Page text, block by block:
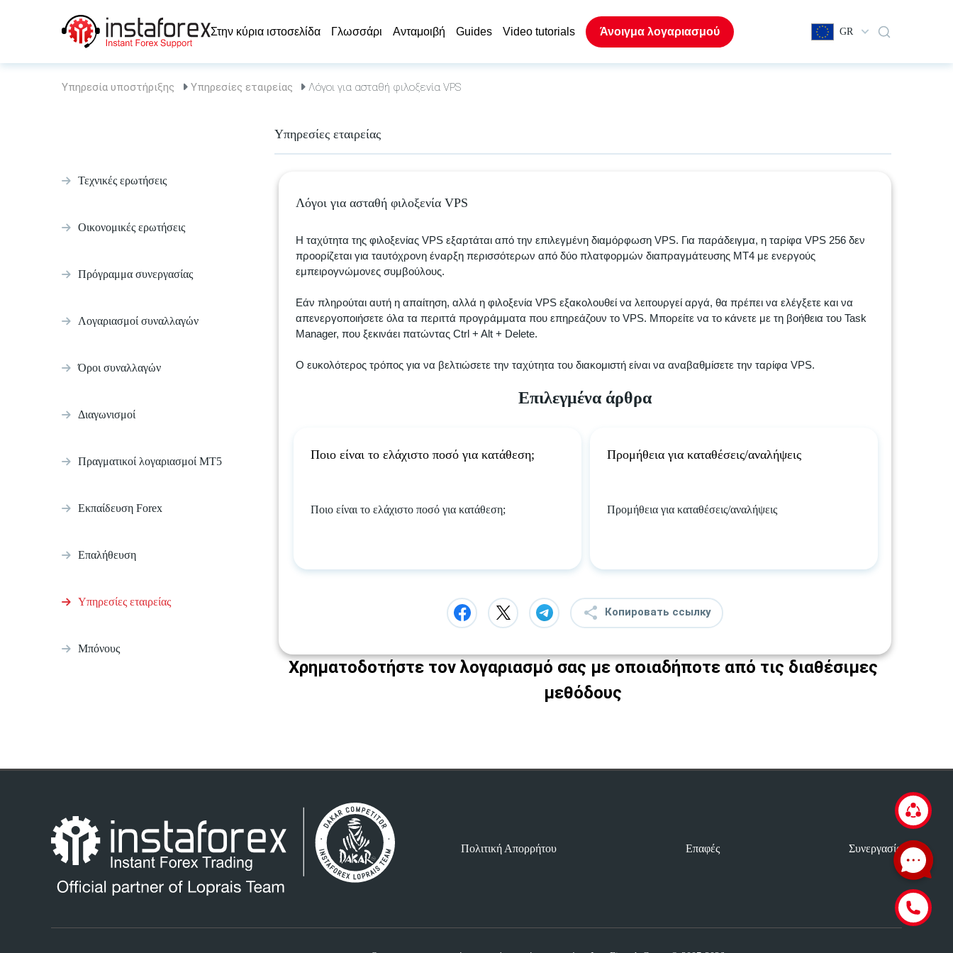
Στην κύρια ιστοσελίδα Γλωσσάρι Ανταμοιβή Guides Video tutorials Άνοιγμα λογαριασμού GR
Υπηρεσία υποστήριξης Υπηρεσίες εταιρείας Λόγοι για ασταθή φιλοξενία VPS
Τεχνικές ερωτήσεις
Οικονομικές ερωτήσεις
Πρόγραμμα συνεργασίας
Λογαριασμοί συναλλαγών
Όροι συναλλαγών
Διαγωνισμοί
Πραγματικοί λογαριασμοί MT5
Εκπαίδευση Forex
Επαλήθευση
Υπηρεσίες εταιρείας
Μπόνους
Υπηρεσίες εταιρείας
Λόγοι για ασταθή φιλοξενία VPS
Η ταχύτητα της φιλοξενίας VPS εξαρτάται από την επιλεγμένη διαμόρφωση VPS. Για παράδειγμα, η ταρίφα VPS 256 δεν
προορίζεται για ταυτόχρονη έναρξη περισσότερων από δύο πλατφορμών διαπραγμάτευσης MT4 με ενεργούς
εμπειρογνώμονες συμβούλους.
Εάν πληρούται αυτή η απαίτηση, αλλά η φιλοξενία VPS εξακολουθεί να λειτουργεί αργά, θα πρέπει να ελέγξετε και να
απενεργοποιήσετε όλα τα περιττά προγράμματα που επηρεάζουν το VPS. Μπορείτε να το κάνετε με τη βοήθεια του Task
Manager, που ξεκινάει πατώντας Ctrl + Alt + Delete.
Ο ευκολότερος τρόπος για να βελτιώσετε την ταχύτητα του διακομιστή είναι να αναβαθμίσετε την ταρίφα VPS.
Επιλεγμένα άρθρα
Ποιο είναι το ελάχιστο ποσό για κατάθεση;
Ποιο είναι το ελάχιστο ποσό για κατάθεση;
Προμήθεια για καταθέσεις/αναλήψεις
Προμήθεια για καταθέσεις/αναλήψεις
Копировать ссылку
Χρηματοδοτήστε τον λογαριασμό σας με οποιαδήποτε από τις διαθέσιμες
μεθόδους
Πολιτική Απορρήτου Επαφές Συνεργασία